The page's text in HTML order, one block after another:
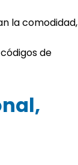
la comodidad,
de